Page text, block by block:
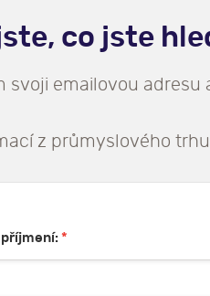
co jste
svoji emailovou adresu
z průmyslového
*